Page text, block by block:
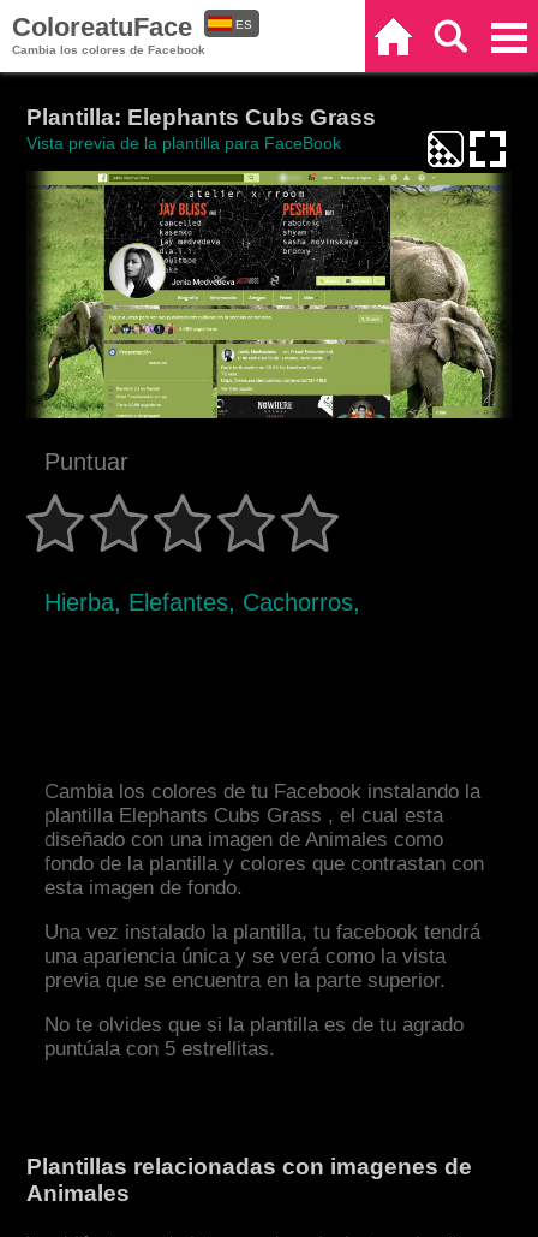
ColoreatuFace
Cambia los colores de Facebook
ES
Plantilla: Elephants Cubs Grass
Vista previa de la plantilla para FaceBook
Puntuar
Hierba, Elefantes, Cachorros,
Cambia los colores de tu Facebook instalando la
plantilla Elephants Cubs Grass , el cual esta
diseñado con una imagen de Animales como
fondo de la plantilla y colores que contrastan con
esta imagen de fondo.
Una vez instalado la plantilla, tu facebook tendrá
una apariencia única y se verá como la vista
previa que se encuentra en la parte superior.
No te olvides que si la plantilla es de tu agrado
puntúala con 5 estrellitas.
Plantillas relacionadas con imagenes de
Animales